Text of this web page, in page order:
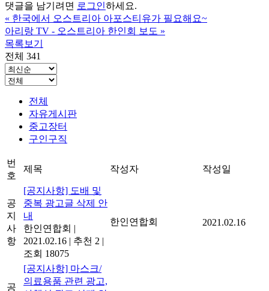
댓글을 남기려면 로그인하세요.
« 한국에서 오스트리아 아포스티유가 필요해요~
아리랑 TV - 오스트리아 한인회 보도 »
목록보기
전체 341
전체
자유게시판
중고장터
구인구직
번
호
제목 작성자 작성일
공
지
사
항
[공지사항] 도배 및
중복 광고글 삭제 안
내
한인연합회 |
2021.02.16 | 추천 2 |
조회 18075
한인연합회 2021.02.16
공
[공지사항] 마스크/
의료용품 관련 광고,